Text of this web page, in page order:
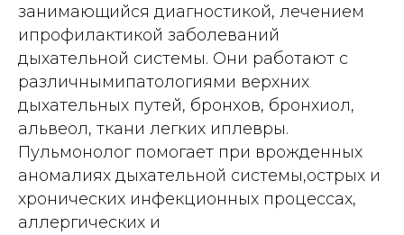
занимающийся диагностикой, лечением
ипрофилактикой заболеваний
дыхательной системы. Они работают с
различнымипатологиями верхних
дыхательных путей, бронхов, бронхиол,
альвеол, ткани легких иплевры.
Пульмонолог помогает при врожденных
аномалиях дыхательной системы,острых и
хронических инфекционных процессах,
аллергических и